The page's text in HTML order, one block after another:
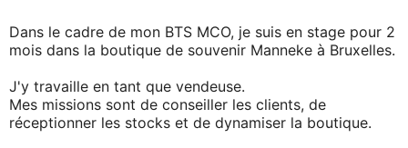
Dans le cadre de mon BTS MCO, je suis en stage pour 2
mois dans la boutique de souvenir Manneke à Bruxelles.
J'y travaille en tant que vendeuse.
Mes missions sont de conseiller les clients, de
réceptionner les stocks et de dynamiser la boutique.